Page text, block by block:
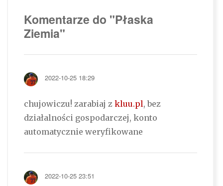
Komentarze do "Płaska
Ziemia"
2022-10-25 18:29
chujowiczu! zarabiaj z kluu.pl, bez
działalności gospodarczej, konto
automatycznie weryfikowane
2022-10-25 23:51